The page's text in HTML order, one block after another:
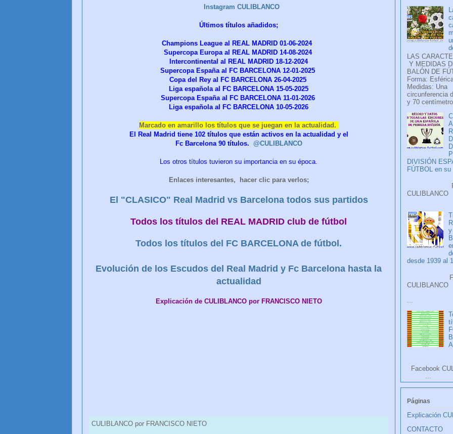
Instagram CULIBLANCO
Últimos títulos añadidos;
Champions League al REAL MADRID 01-06-2024
Supercopa Europa al REAL MADRID 14-08-2024
Intercontinental al REAL MADRID 18-12-2024
Supercopa España al FC BARCELONA 12-01-2025
Copa del Rey al FC BARCELONA 26-04-2025
Liga española al FC BARCELONA 15-05-2025
Supercopa España al FC BARCELONA 11-01-2026
Liga española al FC BARCELONA 10-05-2026
Marcado en amarillo los títulos que se juegan en la actualidad.
El Real Madrid tiene 102 títulos que están activos en la actualidad y el
Fc Barcelona 90 títulos. @CULIBLANCO
Los otros títulos tuvieron su importancia en su época.
Enlaces interesantes, hacer clic para verlos;
El "CLASICO" Real Madrid vs Barcelona todos sus partidos
Todos los títulos del REAL MADRID club de fútbol
Todos los títulos del FC BARCELONA de fútbol.
Evolución de los Escudos del Real Madrid y Fc Barcelona hasta la
actualidad
Explicación de CULIBLANCO por FRANCISCO NIETO
CULIBLANCO por FRANCISCO NIETO
LAS
Y MEDIDAS
BALÓN DE
Forma:
Medidas: Una
circunferencia
y 70
DIVISIÓN
FÚTBOL en su
y
desde 1939 al
Facebook
...
Páginas
Explicación
CONTACTO